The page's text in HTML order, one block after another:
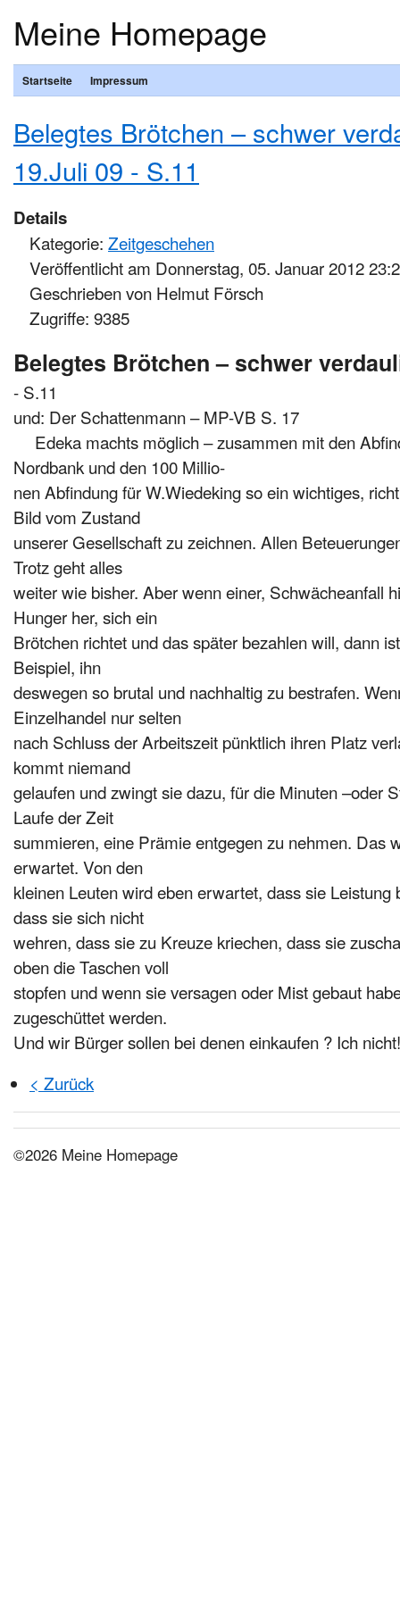
Meine Homepage
Startseite Impressum
Belegtes Brötchen – schwer
19.Juli 09 - S.11
Details
Kategorie: Zeitgeschehen
Veröffentlicht am Donnerstag, 05. Januar 2012
Geschrieben von Helmut Försch
Zugriffe: 9385
Belegtes Brötchen – schwer
- S.11
und: Der Schattenmann – MP-VB S. 17
Edeka machts möglich – zusammen mit den
Nordbank und den 100 Millio-
nen Abfindung für W.Wiedeking so ein wichtiges,
Bild vom Zustand
unserer Gesellschaft zu zeichnen. Allen
Trotz geht alles
weiter wie bisher. Aber wenn einer, Schwächeanfall
Hunger her, sich ein
Brötchen richtet und das später bezahlen will, dann
Beispiel, ihn
deswegen so brutal und nachhaltig zu bestrafen.
Einzelhandel nur selten
nach Schluss der Arbeitszeit pünktlich ihren Platz
kommt niemand
gelaufen und zwingt sie dazu, für die Minuten –oder
Laufe der Zeit
summieren, eine Prämie entgegen zu nehmen. Das
erwartet. Von den
kleinen Leuten wird eben erwartet, dass sie Leistung
dass sie sich nicht
wehren, dass sie zu Kreuze kriechen, dass sie
oben die Taschen voll
stopfen und wenn sie versagen oder Mist gebaut
zugeschüttet werden.
Und wir Bürger sollen bei denen einkaufen ? Ich nicht!
< Zurück
©2026 Meine Homepage